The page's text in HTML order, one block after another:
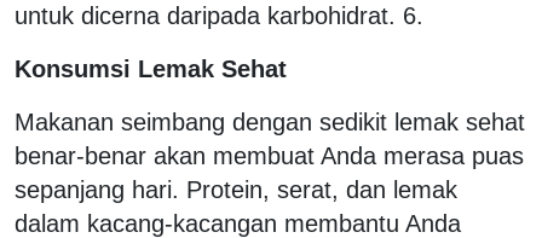
untuk dicerna daripada karbohidrat. 6.
Konsumsi Lemak Sehat
Makanan seimbang dengan sedikit lemak sehat
benar-benar akan membuat Anda merasa puas
sepanjang hari. Protein, serat, dan lemak
dalam kacang-kacangan membantu Anda